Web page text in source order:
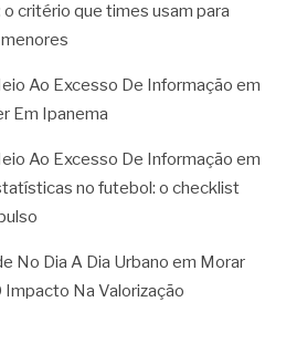
critério que times usam para
Ao Excesso De Informação em
Em Ipanema
Ao Excesso De Informação em
no futebol: o checklist
No Dia A Dia Urbano em Morar
Impacto Na Valorização